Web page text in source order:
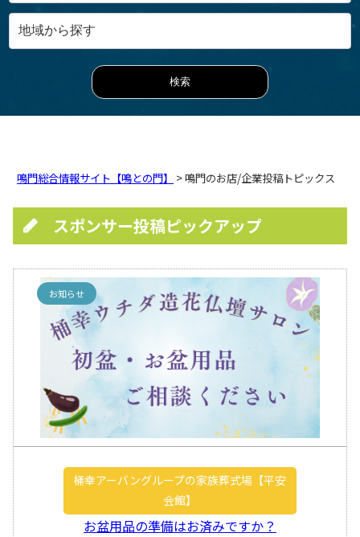
鳴門総合情報サイト【鳴との門】 > 鳴門のお店/企業投稿トピックス
スポンサー投稿ピックアップ
お知らせ
桶幸アーバングループの家族葬式場【平安
会館】
お盆用品の準備はお済みですか？